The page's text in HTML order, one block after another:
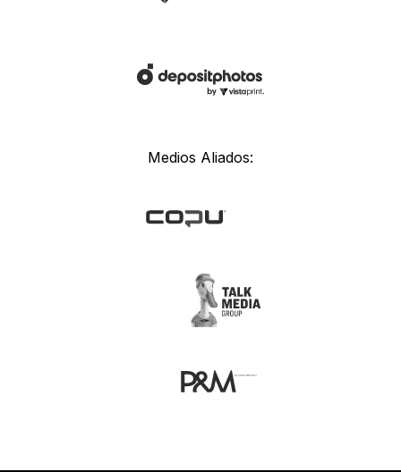
Medios Aliados: